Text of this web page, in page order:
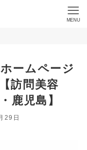
MENU
ームページ
訪問美容
鹿児島】
29日